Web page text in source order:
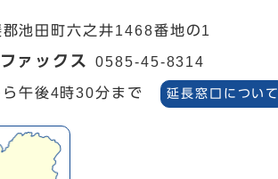
池田町六之井1468番地の1
ファックス 0585-45-8314
午後4時30分まで 延長窓口について